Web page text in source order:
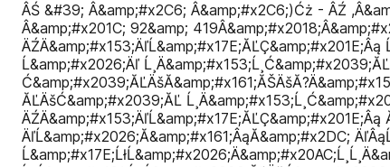
ÂŚ &#39; Â&amp;#x2C6; Â&amp;#x2C6;)Ćż - ÂŹ
Â&amp;#x201C; 92&amp;
Ĺ&amp;#x2026;Äľ
ĂĽÄšĆ&amp;#x2039;ĂĽ
ÄľĹ&amp;#x2026;Ă&amp;#x161;ÂąĂ&amp;#x2DC;